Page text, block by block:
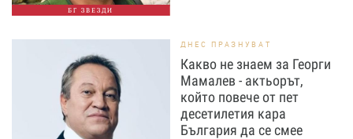
БГ ЗВЕЗДИ
ДНЕС ПРАЗНУВАТ
Какво не знаем за Георги
Мамалев - актьорът,
който повече от пет
десетилетия кара
България да се смее